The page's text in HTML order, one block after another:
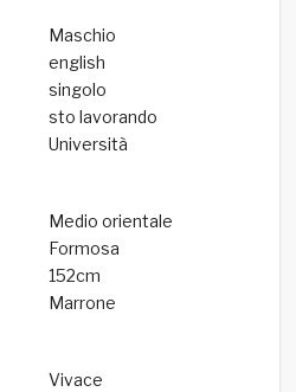
Maschio
english
singolo
sto lavorando
Università
Medio orientale
Formosa
152cm
Marrone
Vivace